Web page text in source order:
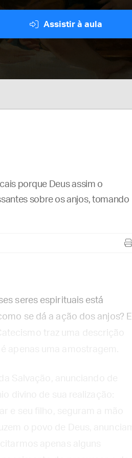
Assistir à aula
porque Deus assim o
sobre os anjos, tomando
seres espirituais está
se dá a ação dos anjos? E
traz uma descrição